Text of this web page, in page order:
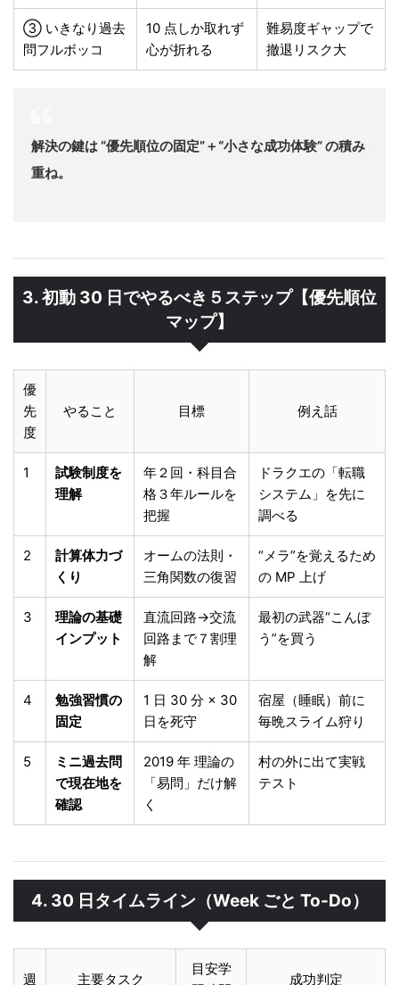
③ いきなり過去
問フルボッコ
10 点しか取れず
心が折れる
難易度ギャップで
撤退リスク大
解決の鍵は “優先順位の固定”＋“小さな成功体験” の積み
重ね。
3. 初動 30 日でやるべき５ステップ【優先順位
マップ】
優
先
度
やること 目標 例え話
1
試験制度を
理解
年２回・科目合
格３年ルールを
把握
ドラクエの「転職
システム」を先に
調べる
2
計算体力づ
くり
オームの法則・
三角関数の復習
“メラ”を覚えるため
の MP 上げ
3
理論の基礎
インプット
直流回路→交流
回路まで７割理
解
最初の武器“こんぼ
う”を買う
4
勉強習慣の
固定
1 日 30 分 × 30
日を死守
宿屋（睡眠）前に
毎晩スライム狩り
5
ミニ過去問
で現在地を
確認
2019 年 理論の
「易問」だけ解
く
村の外に出て実戦
テスト
4. 30 日タイムライン（Week ごと To-Do）
週 主要タスク
目安学
成功判定